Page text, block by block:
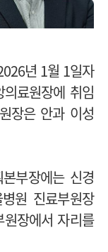
년 1월 1일자
료원장에 취임
장은 안과 이성
부장에는 신경
원 진료부원장
장에서 자리를